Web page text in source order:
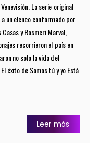
La serie original
un elenco conformado por
y Rosmeri Marval,
recorrieron el país en
no solo la vida del
éxito de Somos tú y yo Está
Leer más